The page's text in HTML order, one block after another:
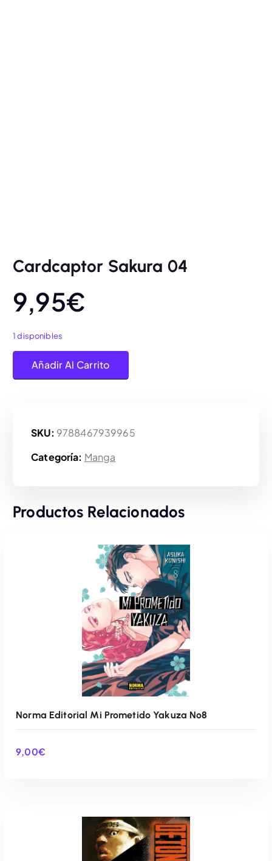
Cardcaptor Sakura 04
9,95€
1 disponibles
Cardcaptor Sakura 04 cantidad
Añadir Al Carrito
SKU: 9788467939965
Categoría: Manga
Productos Relacionados
AÑADIR AL CARRITO
Norma Editorial Mi Prometido Yakuza Nº8
9,00€